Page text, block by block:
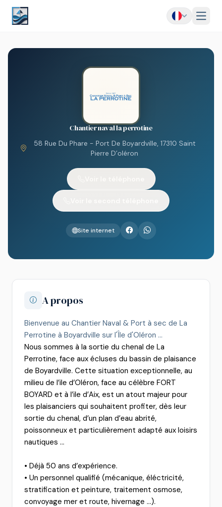
Menu
Chantier naval la perrotine
58 Rue Du Phare - Port De Boyardville, 17310 Saint
Pierre D’oléron
Site internet
A propos
Bienvenue au Chantier Naval & Port à sec de La
Perrotine à Boyardville sur l'Île d'Oléron ...
Nous sommes à la sortie du chenal de La
Perrotine, face aux écluses du bassin de plaisance
de Boyardville. Cette situation exceptionnelle, au
milieu de l’ile d’Oléron, face au célèbre FORT
BOYARD et à l’ile d’Aix, est un atout majeur pour
les plaisanciers qui souhaitent profiter, dès leur
sortie du chenal, d’un plan d’eau abrité,
poissonneux et particulièrement adapté aux loisirs
nautiques ...
• Déjà 50 ans d’expérience.
• Un personnel qualifié (mécanique, éléctricité,
stratification et peinture, traitement osmose,
convoyage mer et route, hivernage ...).